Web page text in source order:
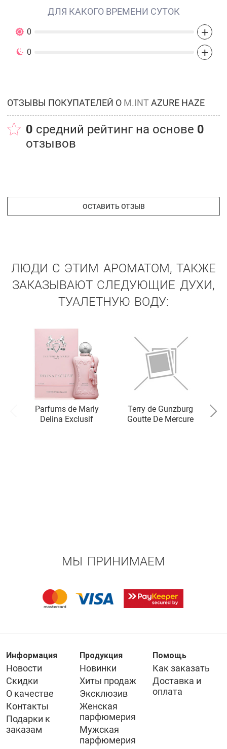
ДЛЯ КАКОГО ВРЕМЕНИ СУТОК
0 +
0 +
ОТЗЫВЫ ПОКУПАТЕЛЕЙ О M.INTAZURE HAZE
0 средний рейтинг на основе 0
отзывов
ОСТАВИТЬ ОТЗЫВ
ЛЮДИ С ЭТИМ АРОМАТОМ, ТАКЖЕ
ЗАКАЗЫВАЮТ СЛЕДУЮЩИЕ ДУХИ,
ТУАЛЕТНУЮ ВОДУ:
Parfums de Marly
Delina Exclusif
Terry de Gunzburg
Goutte De Mercure
МЫ ПРИНИМАЕМ
Информация
Новости
Скидки
О качестве
Контакты
Подарки к
заказам
Продукция
Новинки
Хиты продаж
Эксклюзив
Женская
парфюмерия
Мужская
парфюмерия
Помощь
Как заказать
Доставка и
оплата